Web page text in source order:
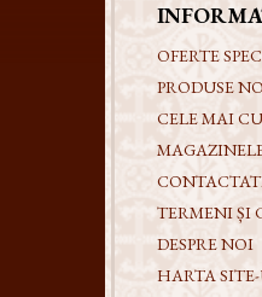
OFERTE
PRODUSE
CELE MAI
TERMENI ȘI
DESPRE NOI
HARTA